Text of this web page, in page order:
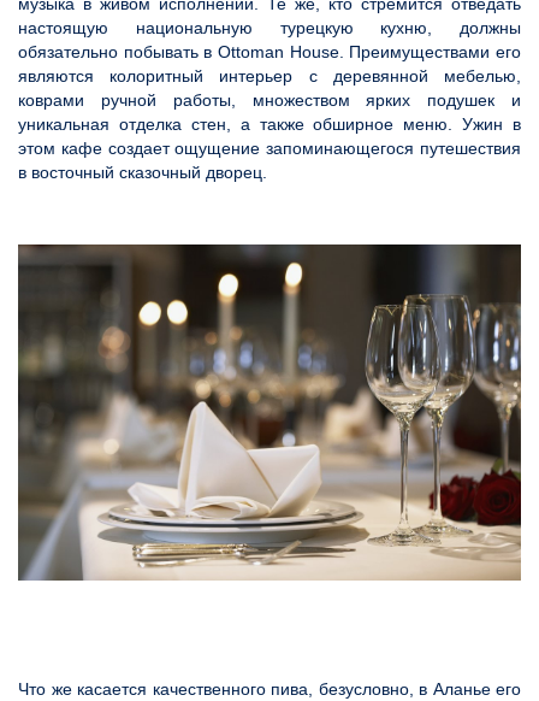
настоящую национальную турецкую кухню, должны
обязательно побывать в Ottoman House. Преимуществами его
являются колоритный интерьер с деревянной мебелью,
коврами ручной работы, множеством ярких подушек и
уникальная отделка стен, а также обширное меню. Ужин в
этом кафе создает ощущение запоминающегося путешествия
в восточный сказочный дворец.
Что же касается качественного пива, безусловно, в Аланье его